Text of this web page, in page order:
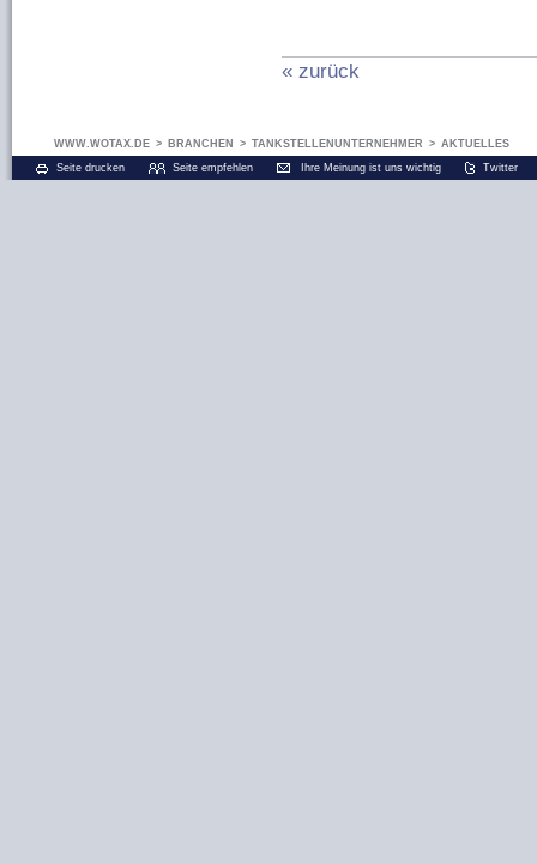
« zurück
WWW.WOTAX.DE > BRANCHEN > TANKSTELLENUNTERNEHMER > AKTUELLES
Seite drucken
Seite empfehlen Ihre Meinung ist uns wichtig Twitter